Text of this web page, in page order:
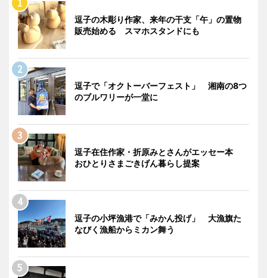
逗子の木彫り作家、来年の干支「午」の置物
販売始める スマホスタンドにも
逗子で「オクトーバーフェスト」 湘南の8つ
のブルワリーが一堂に
逗子在住作家・折原みとさんがエッセー本
おひとりさまごきげん暮らし提案
逗子の小坪漁港で「みかん投げ」 大漁旗た
なびく漁船からミカン舞う